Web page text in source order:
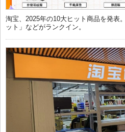
淘宝、2025年の10大ヒット商品を発表
ット」などがランクイン。